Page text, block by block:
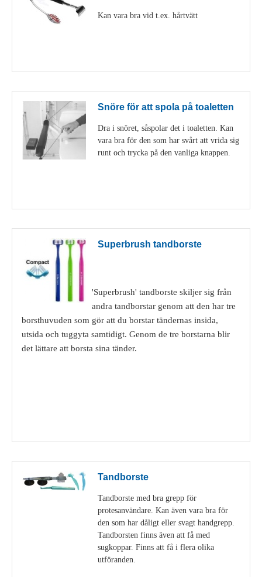
Kan vara bra vid t.ex. hårtvätt
Snöre för att spola på toaletten
Dra i snöret, såspolar det i toaletten. Kan
vara bra för den som har svårt att vrida sig
runt och trycka på den vanliga knappen.
Superbrush tandborste
'Superbrush' tandborste skiljer sig från
andra tandborstar genom att den har tre
borsthuvuden som gör att du borstar tändernas insida,
utsida och tuggyta samtidigt. Genom de tre borstarna blir
det lättare att borsta sina tänder.
Tandborste
Tandborste med bra grepp för
protesanvändare. Kan även vara bra för
den som har dåligt eller svagt handgrepp.
Tandborsten finns även att få med
sugkoppar. Finns att få i flera olika
utföranden.